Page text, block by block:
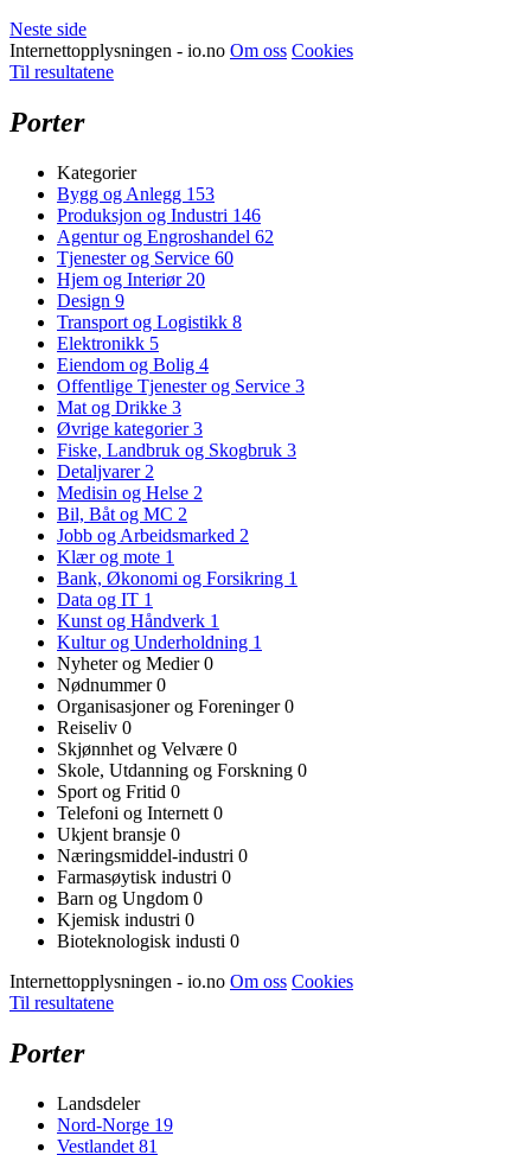
Neste side
Internettopplysningen - io.no Om oss Cookies
Til resultatene
Porter
Kategorier
Bygg og Anlegg 153
Produksjon og Industri 146
Agentur og Engroshandel 62
Tjenester og Service 60
Hjem og Interiør 20
Design 9
Transport og Logistikk 8
Elektronikk 5
Eiendom og Bolig 4
Offentlige Tjenester og Service 3
Mat og Drikke 3
Øvrige kategorier3
Fiske, Landbruk og Skogbruk 3
Detaljvarer 2
Medisin og Helse 2
Bil, Båt og MC 2
Jobb og Arbeidsmarked 2
Klær og mote 1
Bank, Økonomi og Forsikring 1
Data og IT 1
Kunst og Håndverk 1
Kultur og Underholdning 1
Nyheter og Medier0
Nødnummer0
Organisasjoner og Foreninger0
Reiseliv 0
Skjønnhet og Velvære 0
Skole, Utdanning og Forskning 0
Sport og Fritid 0
Telefoni og Internett 0
Ukjent bransje 0
Næringsmiddel-industri 0
Farmasøytisk industri 0
Barn og Ungdom 0
Kjemisk industri 0
Bioteknologisk industi 0
Internettopplysningen - io.no Om oss Cookies
Til resultatene
Porter
Landsdeler
Nord-Norge 19
Vestlandet 81